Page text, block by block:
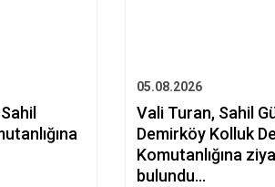
05.08.2026
Vali Turan, Sahil
Demirköy Kolluk
Komutanlığına
bulundu…